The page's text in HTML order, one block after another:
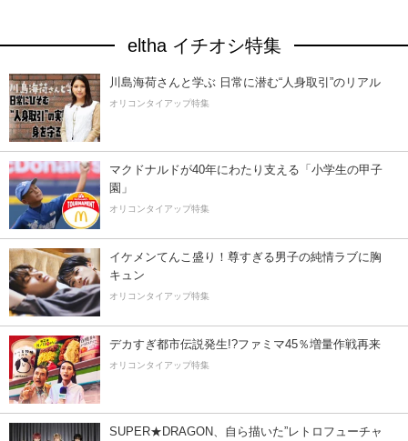
eltha イチオシ特集
川島海荷さんと学ぶ 日常に潜む“人身取引”のリアル
オリコンタイアップ特集
マクドナルドが40年にわたり支える「小学生の甲子
園」
オリコンタイアップ特集
イケメンてんこ盛り！尊すぎる男子の純情ラブに胸
キュン
オリコンタイアップ特集
デカすぎ都市伝説発生!?ファミマ45％増量作戦再来
オリコンタイアップ特集
SUPER★DRAGON、自ら描いた”レトロフューチャ